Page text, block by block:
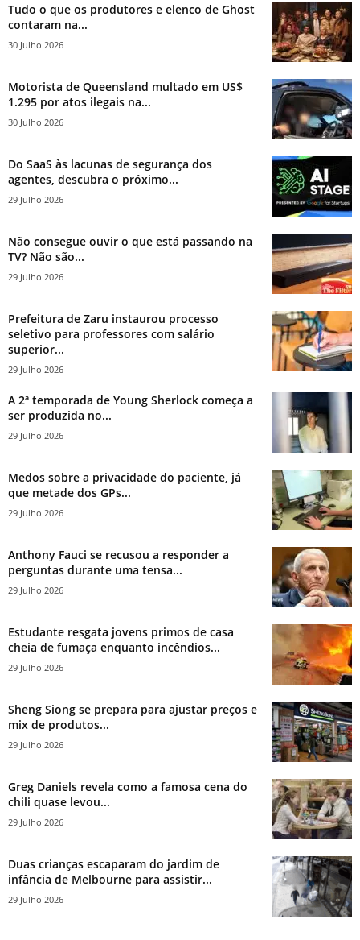
Tudo o que os produtores e elenco de Ghost
contaram na...
30 Julho 2026
Motorista de Queensland multado em US$
1.295 por atos ilegais na...
30 Julho 2026
Do SaaS às lacunas de segurança dos
agentes, descubra o próximo...
29 Julho 2026
Não consegue ouvir o que está passando na
TV? Não são...
29 Julho 2026
Prefeitura de Zaru instaurou processo
seletivo para professores com salário
superior...
29 Julho 2026
A 2ª temporada de Young Sherlock começa a
ser produzida no...
29 Julho 2026
Medos sobre a privacidade do paciente, já
que metade dos GPs...
29 Julho 2026
Anthony Fauci se recusou a responder a
perguntas durante uma tensa...
29 Julho 2026
Estudante resgata jovens primos de casa
cheia de fumaça enquanto incêndios...
29 Julho 2026
Sheng Siong se prepara para ajustar preços e
mix de produtos...
29 Julho 2026
Greg Daniels revela como a famosa cena do
chili quase levou...
29 Julho 2026
Duas crianças escaparam do jardim de
infância de Melbourne para assistir...
29 Julho 2026